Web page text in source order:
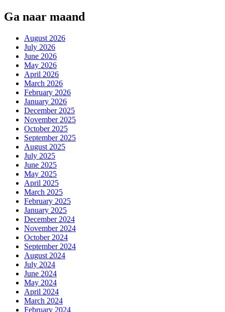
Ga naar maand
August 2026
July 2026
June 2026
May 2026
April 2026
March 2026
February 2026
January 2026
December 2025
November 2025
October 2025
September 2025
August 2025
July 2025
June 2025
May 2025
April 2025
March 2025
February 2025
January 2025
December 2024
November 2024
October 2024
September 2024
August 2024
July 2024
June 2024
May 2024
April 2024
March 2024
February 2024